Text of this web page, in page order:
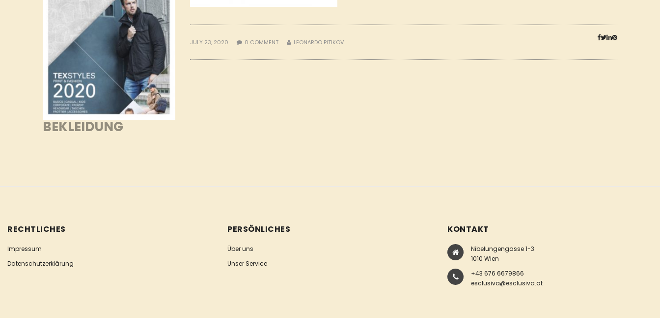
BEKLEIDUNG
JULY 23, 2020 0 COMMENT LEONARDO PITIKOV
RECHTLICHES
Impressum
Datenschutzerklärung
PERSÖNLICHES
Über uns
Unser Service
KONTAKT
Nibelungengasse 1-3
1010 Wien
+43 676 6679866
esclusiva@esclusiva.at